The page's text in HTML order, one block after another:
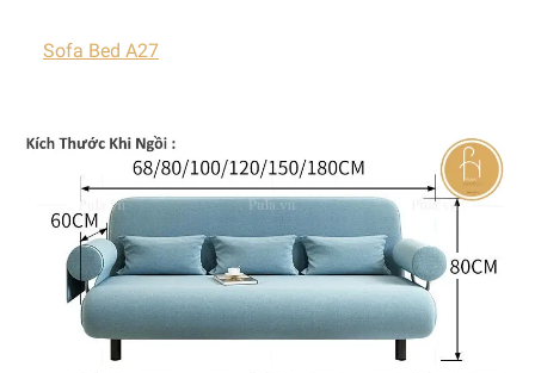
Sofa Bed A27